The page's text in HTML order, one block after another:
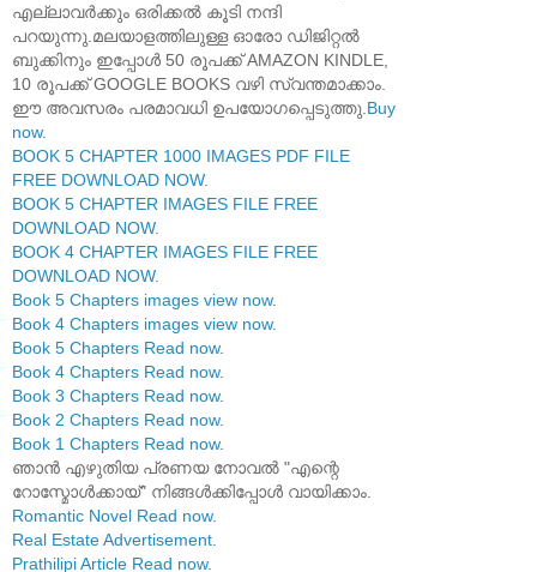
എല്ലാവർക്കും ഒരിക്കൽ കൂടി നന്ദി
പറയുന്നു.മലയാളത്തിലുള്ള ഓരോ ഡിജിറ്റൽ
ബുക്കിനും ഇപ്പോൾ 50 രൂപക്ക് AMAZON KINDLE,
10 രൂപക്ക് GOOGLE BOOKS വഴി സ്വന്തമാക്കാം.
ഈ അവസരം പരമാവധി ഉപയോഗപ്പെടുത്തു.Buy
now.
BOOK 5 CHAPTER 1000 IMAGES PDF FILE
FREE DOWNLOAD NOW.
BOOK 5 CHAPTER IMAGES FILE FREE
DOWNLOAD NOW.
BOOK 4 CHAPTER IMAGES FILE FREE
DOWNLOAD NOW.
Book 5 Chapters images view now.
Book 4 Chapters images view now.
Book 5 Chapters Read now.
Book 4 Chapters Read now.
Book 3 Chapters Read now.
Book 2 Chapters Read now.
Book 1 Chapters Read now.
ഞാൻ എഴുതിയ പ്രണയ നോവൽ "എന്റെ
റോസ്മോൾക്കായ്" നിങ്ങൾക്കിപ്പോൾ വായിക്കാം.
Romantic Novel Read now.
Real Estate Advertisement.
Prathilipi Article Read now.